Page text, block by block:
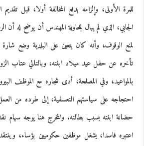
للمرة الأولى، وإلزامه بدفع المخالفة أولا، قبل
الجابي، الذي لم يبال بمحاولة المهندس أن يوضح له
لمنع الوقوف، وأنه كان يتعين على البلدية وضع
تأخره عن حفل عيد ميلاد ابنته، وبالتالي عتاب
بالمواعيد، وفي المصلحة، أدى شجاره مع الموظف
احتجاجه على سياستهم التعسفية، إلى طرده من
حضانة ابنته بسبب بطالته. والمخرج هنا يوجه سهام
اعتبره فاسدا، يشغل موظفين حكوميين بؤساء،